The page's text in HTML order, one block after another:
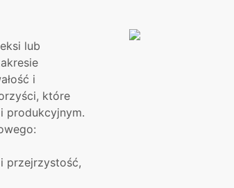
lub
i
które
produkcyjnym.
przejrzystość,